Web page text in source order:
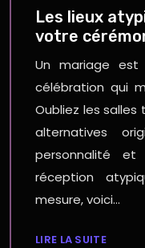
Les lieux
votre
Un mariage est
célébration qui
Oubliez les
alternatives
personnalité
réception
mesure, voici…
LIRE LA SUITE